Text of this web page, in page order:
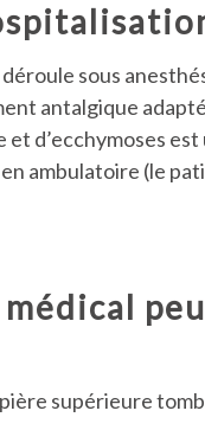
sous
antalgique
d’ecchymoses est
ambulatoire (le
supérieure